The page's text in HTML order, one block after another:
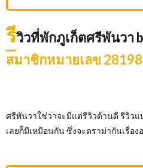
รีวิวที่พักภูเก็ตศรีพันวา
สมาชิกหมายเลข
ศรีพันวาใช่ว่าจะมีแต่รีวิวด้านดี รีวิว
เลยก็มีเหมือนกัน ซึ่งจะดราม่ากันเรื่อง